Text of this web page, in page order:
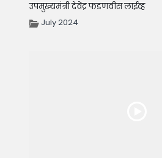
उपमुख्यमंत्री देवेंद्र फडणवीस लाईव्ह
July 2024